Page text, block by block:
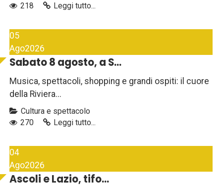
218
Leggi tutto...
05
Ago2026
Sabato 8 agosto, a S...
Musica, spettacoli, shopping e grandi ospiti: il cuore
della Riviera...
Cultura e spettacolo
270
Leggi tutto...
04
Ago2026
Ascoli e Lazio, tifo...